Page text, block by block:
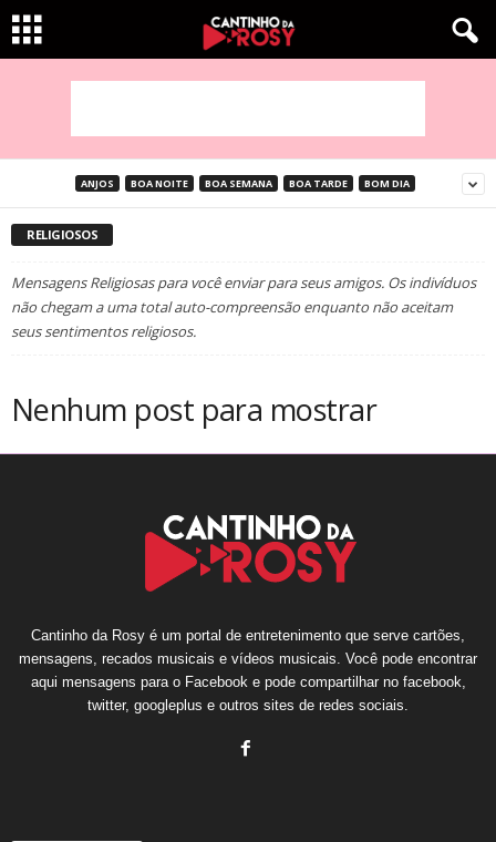
ANJOS BOA NOITE BOA SEMANA BOA TARDE BOM DIA
RELIGIOSOS
Mensagens Religiosas para você enviar para seus amigos. Os indivíduos
não chegam a uma total auto-compreensão enquanto não aceitam
seus sentimentos religiosos.
Nenhum post para mostrar
Cantinho da Rosy é um portal de entretenimento que serve cartões,
mensagens, recados musicais e vídeos musicais. Você pode encontrar
aqui mensagens para o Facebook e pode compartilhar no facebook,
twitter, googleplus e outros sites de redes sociais.